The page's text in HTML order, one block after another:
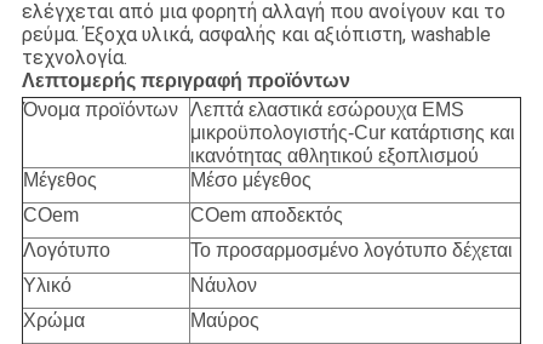
ελέγχεται από μια φορητή αλλαγή που ανοίγουν και το
ρεύμα. Έξοχα υλικά, ασφαλής και αξιόπιστη, washable
τεχνολογία.
Λεπτομερής περιγραφή προϊόντων
Όνομα προϊόντων Λεπτά ελαστικά εσώρουχα EMS
μικροϋπολογιστής-Cur κατάρτισης και
ικανότητας αθλητικού εξοπλισμού
Μέγεθος
Μέσο μέγεθος
COem
COem αποδεκτός
Λογότυπο
Το προσαρμοσμένο λογότυπο δέχεται
Υλικό
Νάυλον
Χρώμα
Μαύρος